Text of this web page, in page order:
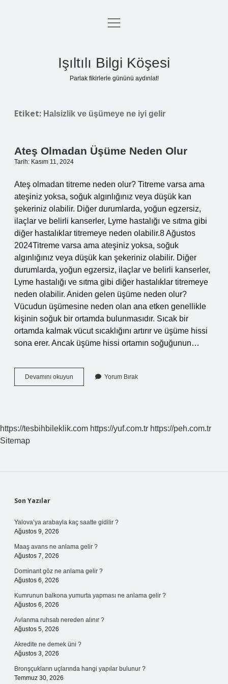
Anasayfa
Yasal Uyarı
menüyü
Işıltılı Bilgi Köşesi
Parlak fikirlerle gününü aydınlat!
Etiket: Halsizlik ve üşümeye ne iyi gelir
Ateş Olmadan Üşüme Neden Olur
Tarih: Kasım 11, 2024
Ateş olmadan titreme neden olur? Titreme varsa ama
ateşiniz yoksa, soğuk algınlığınız veya düşük kan
şekeriniz olabilir. Diğer durumlarda, yoğun egzersiz,
ilaçlar ve belirli kanserler, Lyme hastalığı ve sıtma gibi
diğer hastalıklar titremeye neden olabilir.8 Ağustos
2024Titreme varsa ama ateşiniz yoksa, soğuk
algınlığınız veya düşük kan şekeriniz olabilir. Diğer
durumlarda, yoğun egzersiz, ilaçlar ve belirli kanserler,
Lyme hastalığı ve sıtma gibi diğer hastalıklar titremeye
neden olabilir. Aniden gelen üşüme neden olur?
Vücudun üşümesine neden olan ana etken genellikle
kişinin soğuk bir ortamda bulunmasıdır. Sıcak bir
ortamda kalmak vücut sıcaklığını artırır ve üşüme hissi
sona erer. Ancak üşüme hissi ortamın soğuğunun…
Devamını okuyun
Olmadan
Yorum Bırak
https://tesbihbileklik.com https://yuf.com.tr https://peh.com.tr
Sitemap
Sidebar
Son Yazılar
Yalova’ya arabayla kaç saatte gidilir ?
Ağustos 9, 2026
Maaş avans ne anlama gelir ?
Ağustos 7, 2026
Dominant göz ne anlama gelir ?
Ağustos 6, 2026
Kumrunun balkona yumurta yapması ne anlama gelir ?
Ağustos 6, 2026
Avlanma ruhsatı nereden alınır ?
Ağustos 5, 2026
Akredite ne demek üni ?
Ağustos 3, 2026
Bronşçukların uçlarında hangi yapılar bulunur ?
Temmuz 30, 2026